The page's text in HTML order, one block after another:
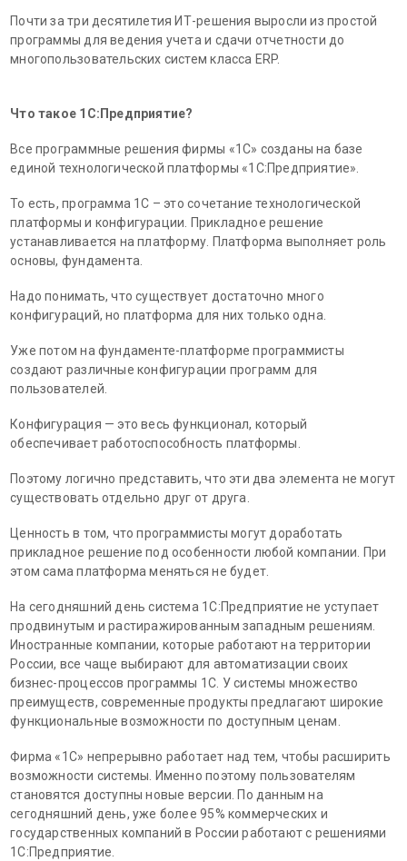
Почти за три десятилетия ИТ-решения выросли из простой
программы для ведения учета и сдачи отчетности до
многопользовательских систем класса ERP.
Что такое 1С:Предприятие?
Все программные решения фирмы «1С» созданы на базе
единой технологической платформы «1С:Предприятие».
То есть, программа 1С – это сочетание технологической
платформы и конфигурации. Прикладное решение
устанавливается на платформу. Платформа выполняет роль
основы, фундамента.
Надо понимать, что существует достаточно много
конфигураций, но платформа для них только одна.
Уже потом на фундаменте-платформе программисты
создают различные конфигурации программ для
пользователей.
Конфигурация — это весь функционал, который
обеспечивает работоспособность платформы.
Поэтому логично представить, что эти два элемента не могут
существовать отдельно друг от друга.
Ценность в том, что программисты могут доработать
прикладное решение под особенности любой компании. При
этом сама платформа меняться не будет.
На сегодняшний день система 1С:Предприятие не уступает
продвинутым и растиражированным западным решениям.
Иностранные компании, которые работают на территории
России, все чаще выбирают для автоматизации своих
бизнес-процессов программы 1С. У системы множество
преимуществ, современные продукты предлагают широкие
функциональные возможности по доступным ценам.
Фирма «1С» непрерывно работает над тем, чтобы расширить
возможности системы. Именно поэтому пользователям
становятся доступны новые версии. По данным на
сегодняшний день, уже более 95% коммерческих и
государственных компаний в России работают с решениями
1С:Предприятие.